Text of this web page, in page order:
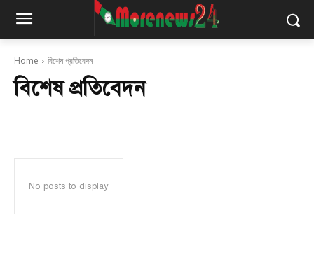
Home বিশেষ প্রতিবেদন
বিশেষ প্রতিবেদন
No posts to display